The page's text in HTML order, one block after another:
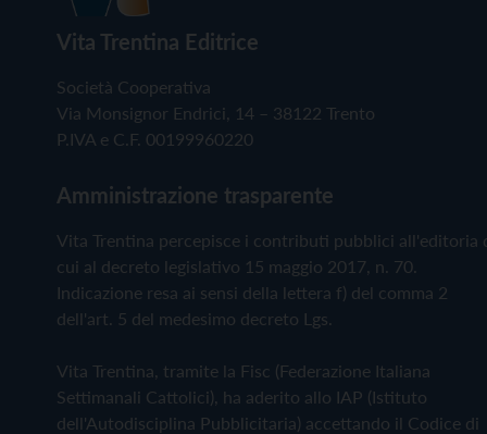
Vita Trentina Editrice
Società Cooperativa
Via Monsignor Endrici, 14 – 38122 Trento
P.IVA e C.F. 00199960220
Amministrazione trasparente
Vita Trentina percepisce i contributi pubblici all'editoria
cui al decreto legislativo 15 maggio 2017, n. 70.
Indicazione resa ai sensi della lettera f) del comma 2
dell'art. 5 del medesimo decreto Lgs.
Vita Trentina, tramite la Fisc (Federazione Italiana
Settimanali Cattolici), ha aderito allo IAP (Istituto
dell'Autodisciplina Pubblicitaria) accettando il Codice di